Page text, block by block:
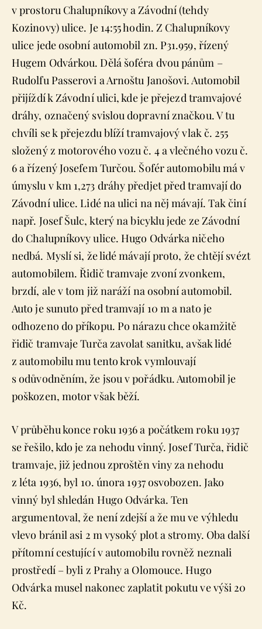
v prostoru Chalupníkovy a Závodní (tehdy
Kozinovy) ulice. Je 14:55 hodin. Z Chalupníkovy
ulice jede osobní automobil zn. P31.959, řízený
Hugem Odvárkou. Dělá šoféra dvou pánům –
Rudolfu Passerovi a Arnoštu Janošovi. Automobil
přijíždí k Závodní ulici, kde je přejezd tramvajové
dráhy, označený svislou dopravní značkou. V tu
chvíli se k přejezdu blíží tramvajový vlak č. 255
složený z motorového vozu č. 4 a vlečného vozu č.
6 a řízený Josefem Turčou. Šofér automobilu má v
úmyslu v km 1,273 dráhy předjet před tramvají do
Závodní ulice. Lidé na ulici na něj mávají. Tak činí
např. Josef Šulc, který na bicyklu jede ze Závodní
do Chalupníkovy ulice. Hugo Odvárka ničeho
nedbá. Myslí si, že lidé mávají proto, že chtějí svézt
automobilem. Řidič tramvaje zvoní zvonkem,
brzdí, ale v tom již naráží na osobní automobil.
Auto je sunuto před tramvají 10 m a nato je
odhozeno do příkopu. Po nárazu chce okamžitě
řidič tramvaje Turča zavolat sanitku, avšak lidé
z automobilu mu tento krok vymlouvají
s odůvodněním, že jsou v pořádku. Automobil je
poškozen, motor však běží.
V průběhu konce roku 1936 a počátkem roku 1937
se řešilo, kdo je za nehodu vinný. Josef Turča, řidič
tramvaje, již jednou zproštěn viny za nehodu
z léta 1936, byl 10. února 1937 osvobozen. Jako
vinný byl shledán Hugo Odvárka. Ten
argumentoval, že není zdejší a že mu ve výhledu
vlevo bránil asi 2 m vysoký plot a stromy. Oba další
přítomní cestující v automobilu rovněž neznali
prostředí – byli z Prahy a Olomouce. Hugo
Odvárka musel nakonec zaplatit pokutu ve výši 20
Kč.